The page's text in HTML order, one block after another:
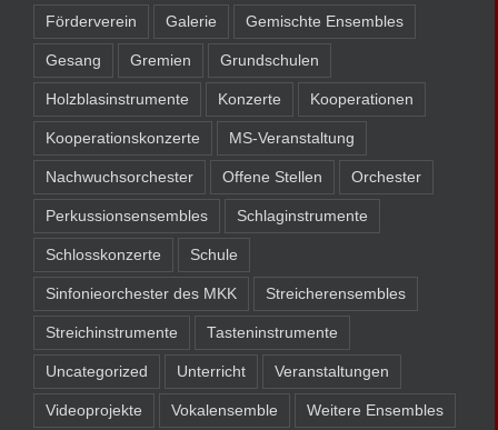
Förderverein Galerie Gemischte Ensembles
Gesang Gremien Grundschulen
Holzblasinstrumente Konzerte Kooperationen
Kooperationskonzerte MS-Veranstaltung
Nachwuchsorchester Offene Stellen Orchester
Perkussionsensembles Schlaginstrumente
Schlosskonzerte Schule
Sinfonieorchester des MKK Streicherensembles
Streichinstrumente Tasteninstrumente
Uncategorized Unterricht Veranstaltungen
Videoprojekte Vokalensemble Weitere Ensembles